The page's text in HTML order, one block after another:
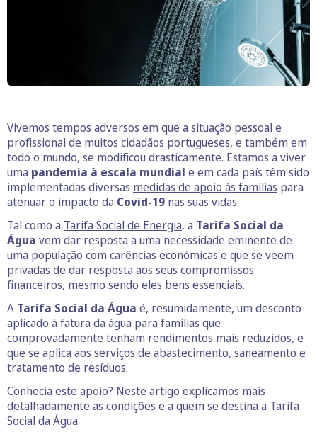
Vivemos tempos adversos em que a situação pessoal e
profissional de muitos cidadãos portugueses, e também em
todo o mundo, se modificou drasticamente. Estamos a viver
uma pandemia à escala mundial e em cada país têm sido
implementadas diversas medidas de apoio às famílias para
atenuar o impacto da Covid-19 nas suas vidas.
Tal como a Tarifa Social de Energia, a Tarifa Social da
Água vem dar resposta a uma necessidade eminente de
uma população com carências económicas e que se veem
privadas de dar resposta aos seus compromissos
financeiros, mesmo sendo eles bens essenciais.
A Tarifa Social da Água é, resumidamente, um desconto
aplicado à fatura da água para famílias que
comprovadamente tenham rendimentos mais reduzidos, e
que se aplica aos serviços de abastecimento, saneamento e
tratamento de resíduos.
Conhecia este apoio? Neste artigo explicamos mais
detalhadamente as condições e a quem se destina a Tarifa
Social da Água.